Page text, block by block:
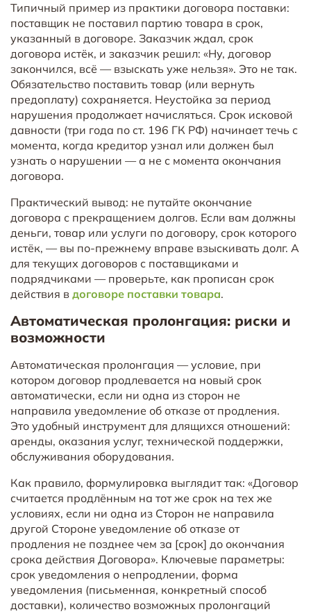
Типичный пример из практики договора поставки:
поставщик не поставил партию товара в срок,
указанный в договоре. Заказчик ждал, срок
договора истёк, и заказчик решил: «Ну, договор
закончился, всё — взыскать уже нельзя». Это не так.
Обязательство поставить товар (или вернуть
предоплату) сохраняется. Неустойка за период
нарушения продолжает начисляться. Срок исковой
давности (три года по ст. 196 ГК РФ) начинает течь с
момента, когда кредитор узнал или должен был
узнать о нарушении — а не с момента окончания
договора.
Практический вывод: не путайте окончание
договора с прекращением долгов. Если вам должны
деньги, товар или услуги по договору, срок которого
истёк, — вы по-прежнему вправе взыскивать долг. А
для текущих договоров с поставщиками и
подрядчиками — проверьте, как прописан срок
действия в договоре поставки товара.
Автоматическая пролонгация: риски и
возможности
Автоматическая пролонгация — условие, при
котором договор продлевается на новый срок
автоматически, если ни одна из сторон не
направила уведомление об отказе от продления.
Это удобный инструмент для длящихся отношений:
аренды, оказания услуг, технической поддержки,
обслуживания оборудования.
Как правило, формулировка выглядит так: «Договор
считается продлённым на тот же срок на тех же
условиях, если ни одна из Сторон не направила
другой Стороне уведомление об отказе от
продления не позднее чем за [срок] до окончания
срока действия Договора». Ключевые параметры:
срок уведомления о непродлении, форма
уведомления (письменная, конкретный способ
доставки), количество возможных пролонгаций